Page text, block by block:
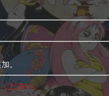
。
ださい。